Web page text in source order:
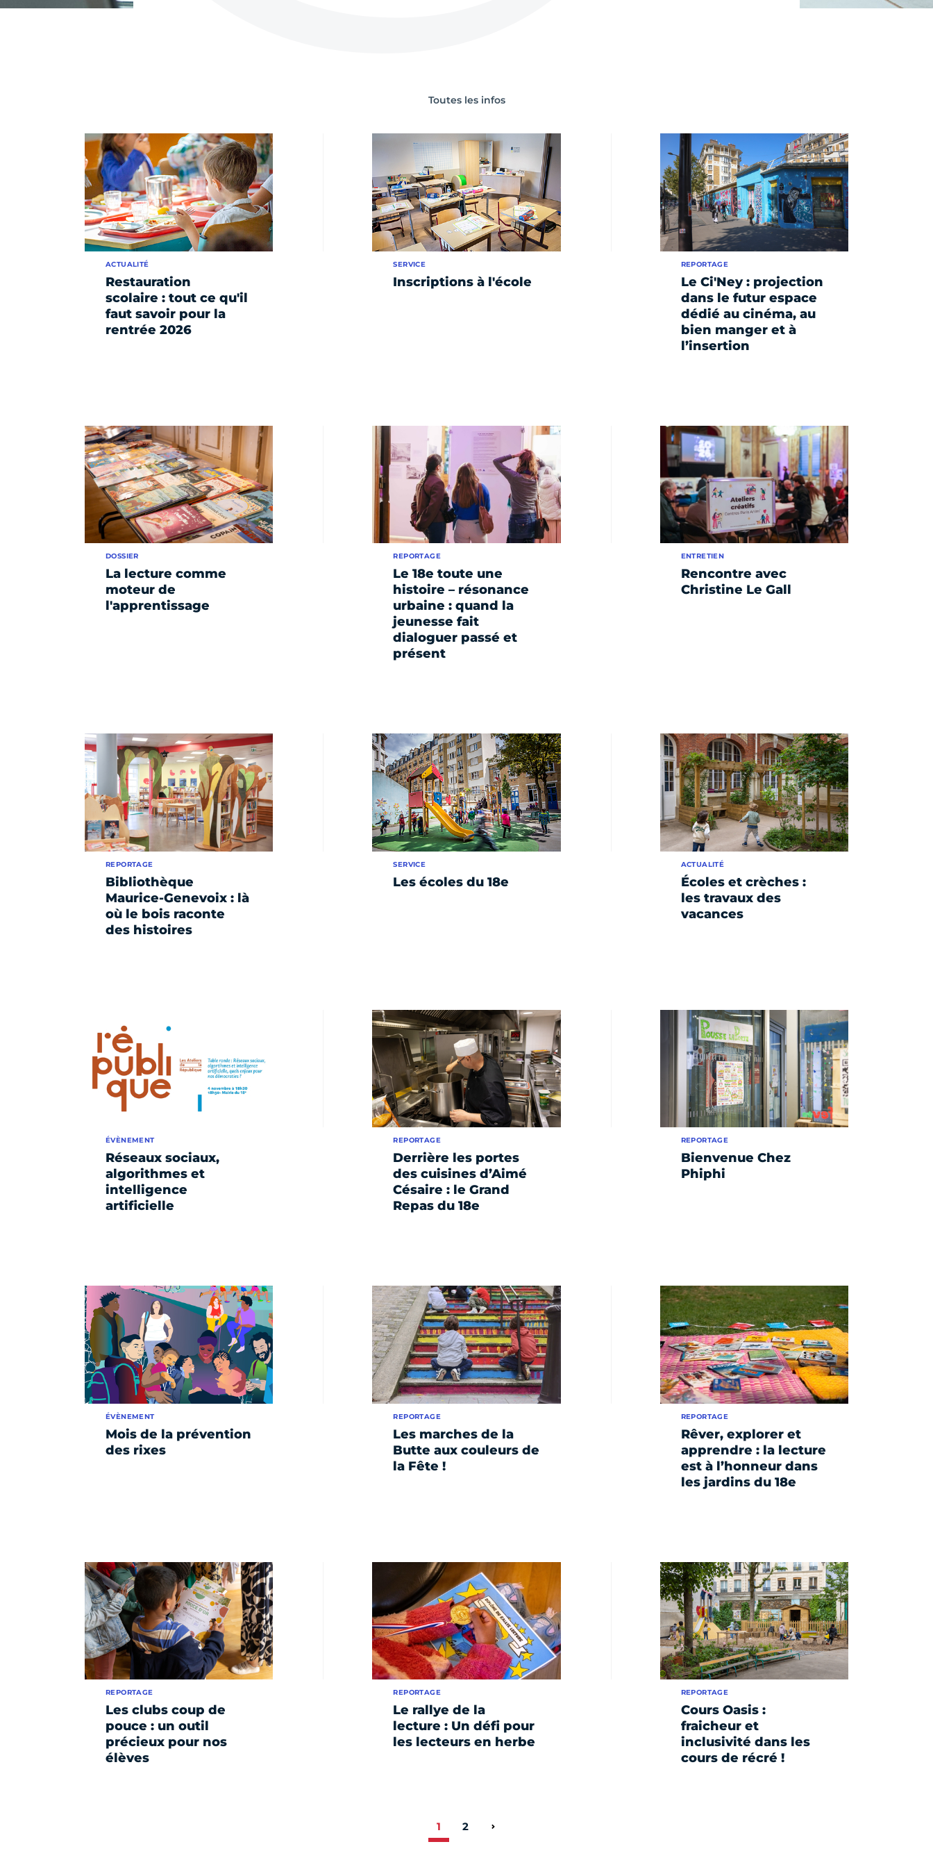
Toutes les infos
Restauration
scolaire : tout ce qu'il
faut savoir pour la
rentrée 2026
ACTUALITÉ
Inscriptions à l'école
SERVICE
Le Ci'Ney : projection
dans le futur espace
dédié au cinéma, au
bien manger et à
l’insertion
REPORTAGE
La lecture comme
moteur de
l'apprentissage
DOSSIER
Le 18e toute une
histoire – résonance
urbaine : quand la
jeunesse fait
dialoguer passé et
présent
REPORTAGE
Rencontre avec
Christine Le Gall
ENTRETIEN
Bibliothèque
Maurice-Genevoix : là
où le bois raconte
des histoires
REPORTAGE
Les écoles du 18e
SERVICE
Écoles et crèches :
les travaux des
vacances
ACTUALITÉ
Réseaux sociaux,
algorithmes et
intelligence
artificielle
ÉVÈNEMENT
Derrière les portes
des cuisines d’Aimé
Césaire : le Grand
Repas du 18e
REPORTAGE
Bienvenue Chez
Phiphi
REPORTAGE
Mois de la prévention
des rixes
ÉVÈNEMENT
Les marches de la
Butte aux couleurs de
la Fête !
REPORTAGE
Rêver, explorer et
apprendre : la lecture
est à l’honneur dans
les jardins du 18e
REPORTAGE
Les clubs coup de
pouce : un outil
précieux pour nos
élèves
REPORTAGE
Le rallye de la
lecture : Un défi pour
les lecteurs en herbe
REPORTAGE
Cours Oasis :
fraicheur et
inclusivité dans les
cours de récré !
REPORTAGE
1 2 Page suivante